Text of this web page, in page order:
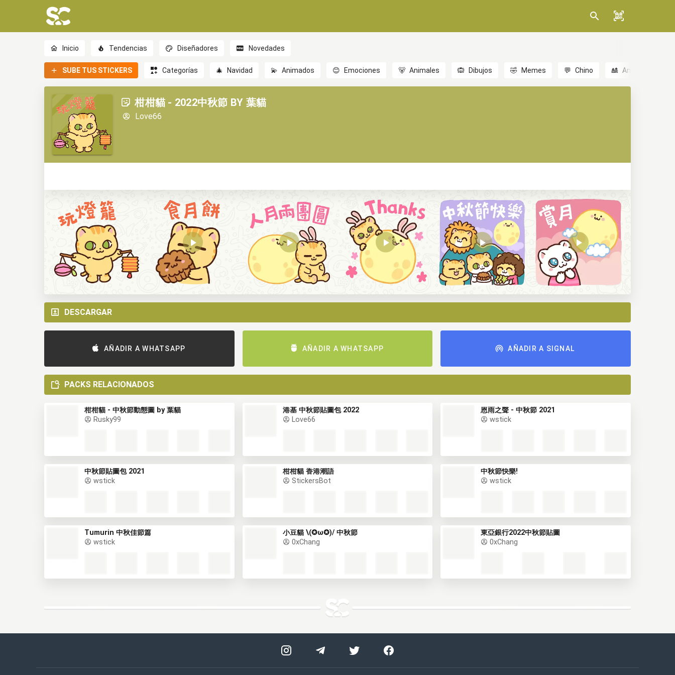
Inicio Tendencias Diseñadores Novedades
SUBE TUS STICKERS Categorías 🎄 Navidad 💫 Animados 😊 Emociones 🐻 Animales 🙉 Dibujos 🤣 Memes 💬 Chino 🎎 Anime
柑柑貓 - 2022中秋節 BY 葉貓
Love66
DESCARGAR
AÑADIR A WHATSAPP AÑADIR A WHATSAPP AÑADIR A SIGNAL
PACKS RELACIONADOS
柑柑貓 - 中秋節動態圖 by 葉貓
Rusky99
港基 中秋節貼圖包 2022
Love66
恩雨之聲 - 中秋節 2021
wstick
中秋節貼圖包 2021
wstick
柑柑貓 香港潮語
StickersBot
中秋節快樂!
wstick
Tumurin 中秋佳節篇
wstick
小豆貓 \(✪ω✪)/ 中秋節
0xChang
東亞銀行2022中秋節貼圖
0xChang